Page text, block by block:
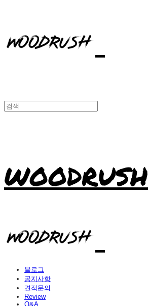
WOODRUSH
블로그
공지사항
견적문의
Review
Q&A